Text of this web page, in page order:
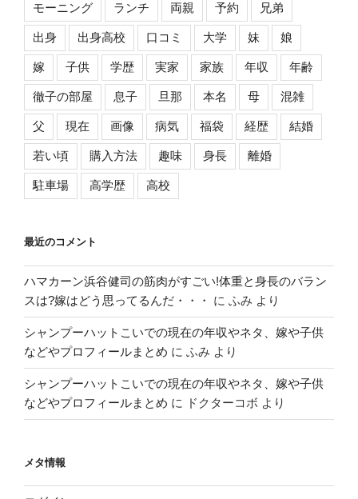
モーニング ランチ 両親 予約 兄弟
出身 出身高校 口コミ 大学 妹 娘
嫁 子供 学歴 実家 家族 年収 年齢
徹子の部屋 息子 旦那 本名 母 混雑
父 現在 画像 病気 福袋 経歴 結婚
若い頃 購入方法 趣味 身長 離婚
駐車場 高学歴 高校
最近のコメント
ハマカーン浜谷健司の筋肉がすごい!体重と身長のバラン
スは?嫁はどう思ってるんだ・・・
に ふみ より
シャンプーハットこいでの現在の年収やネタ、嫁や子供
などやプロフィールまとめ に ふみ より
シャンプーハットこいでの現在の年収やネタ、嫁や子供
などやプロフィールまとめ に ドクターコボ より
メタ情報